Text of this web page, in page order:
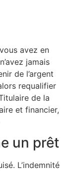
avez en
jamais
de l’argent
requalifier
de la
et financier,
un prêt
L’indemnité